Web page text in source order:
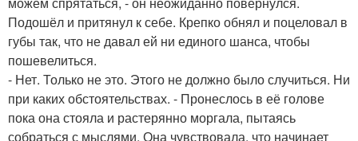
Подошёл и притянул к себе. Крепко обнял и поцеловал в
губы так, что не давал ей ни единого шанса, чтобы
пошевелиться.
- Нет. Только не это. Этого не должно было случиться. Ни
при каких обстоятельствах. - Пронеслось в её голове
пока она стояла и растерянно моргала, пытаясь
собраться с мыслями. Она чувствовала, что начинает